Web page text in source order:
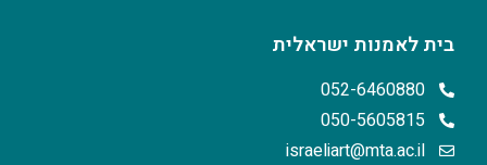
בית לאמנות ישראלית
052-6460880
050-5605815
israeliart@mta.ac.il